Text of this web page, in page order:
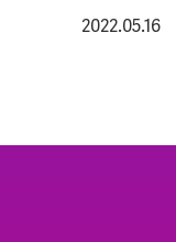
2022.05.16